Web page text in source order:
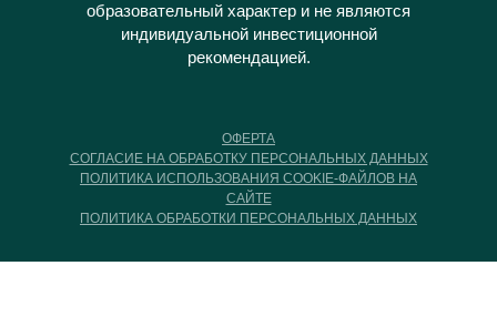
ОФЕРТА
СОГЛАСИЕ НА ОБРАБОТКУ ПЕРСОНАЛЬНЫХ ДАННЫХ
ПОЛИТИКА ИСПОЛЬЗОВАНИЯ COOKIE-ФАЙЛОВ НА
САЙТЕ
ПОЛИТИКА ОБРАБОТКИ ПЕРСОНАЛЬНЫХ ДАННЫХ
образовательный характер и не являются
индивидуальной инвестиционной
рекомендацией.